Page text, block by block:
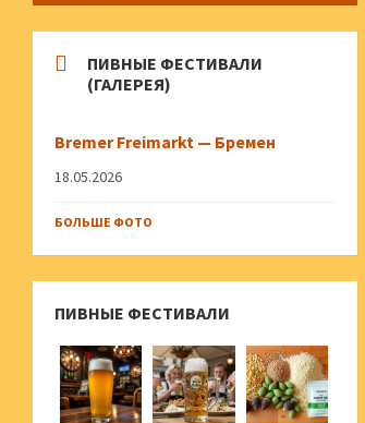
ПИВНЫЕ ФЕСТИВАЛИ
(ГАЛЕРЕЯ)
Bremer Freimarkt — Бремен
18.05.2026
БОЛЬШЕ ФОТО
ПИВНЫЕ ФЕСТИВАЛИ